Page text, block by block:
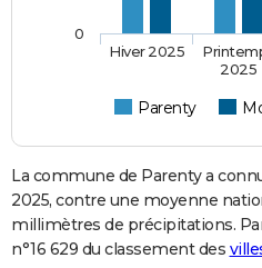
Parenty
Hiver 2025
2025
0
La commune de Parenty a
2025, contre une moyenne
millimètres de précipitations.
n°16 629 du classement des